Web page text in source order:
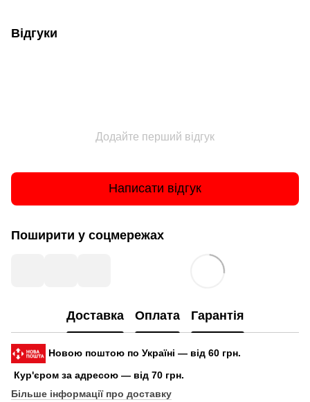
Відгуки
Додайте перший відгук
Написати відгук
Поширити у соцмережах
Доставка Оплата Гарантія
Новою поштою по Україні — від 60 грн.
Кур'єром за адресою — від 70 грн.
Більше інформації про доставку